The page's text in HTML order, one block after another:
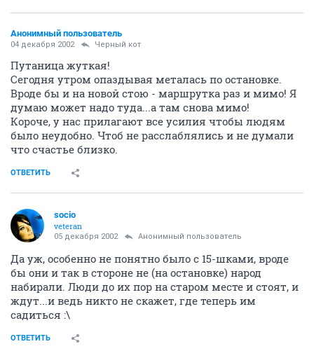
Анонимный пользователь
04 декабря 2002 Черный кот
Путаница жуткая!
Сегодня утром опаздывая металась по остановке.
Вроде бы и на новой стою - маршрутка раз и мимо! Я
думаю может надо туда...а там снова мимо!
Короче, у нас прилагают все усилия чтобы людям
было неудобно. Чтоб не расслаблялись и не думали
что счастье близко.
ОТВЕТИТЬ
socio
veteran
05 декабря 2002 Анонимный пользователь
Да уж, особенно не понятно было с 15-шками, вроде
бы они и так в стороне не (на остановке) народ
набирали. Люди до их пор на старом месте и стоят, и
ждут...и ведь никто не скажет, где теперь им
садиться :\
ОТВЕТИТЬ